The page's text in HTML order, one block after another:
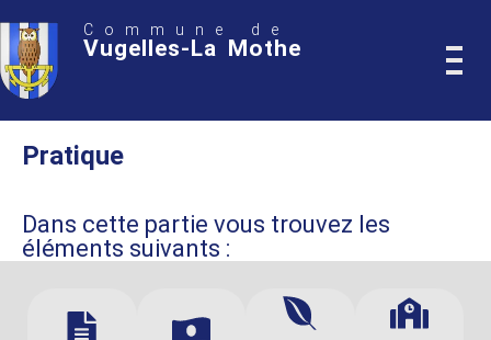
Commune de
Vugelles-La Mothe
Pratique
Dans cette partie vous trouvez les
éléments suivants :